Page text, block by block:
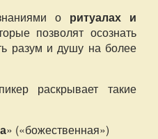
о ритуалах и
позволят осознать
разум и душу на более
раскрывает такие
» («божественная»)